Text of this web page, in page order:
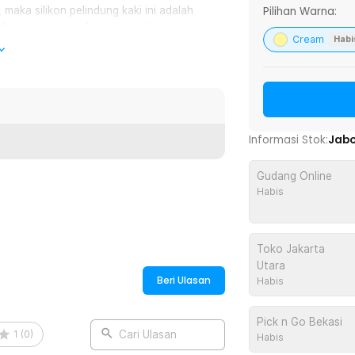
silikon pelindung kaki ini adalah
menggunakan sepatu, sehingga
semua ukuran kaki. Sangat cocok
Beri Ulasan
1 (0) Cari Ulasan
Pilihan Warna:
Cream
Informasi Stok:
Gudang Online
Habis
Toko Jakarta
Utara
Habis
Pick n Go Bekasi
Habis